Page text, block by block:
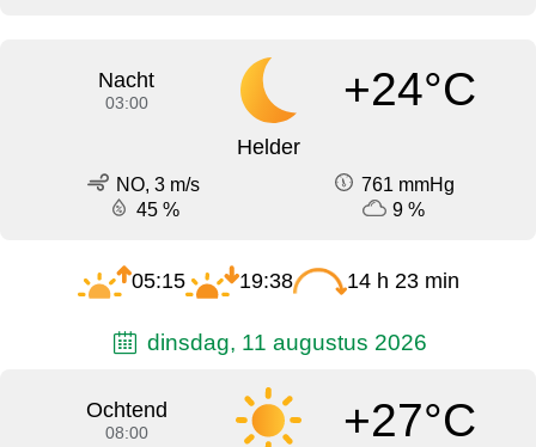
Nacht
03:00 +24°C
Helder
NO, 3 m/s
761 mmHg
45 %
9 %
05:15 19:38 14 h 23 min
dinsdag, 11 augustus 2026
Ochtend
08:00 +27°C